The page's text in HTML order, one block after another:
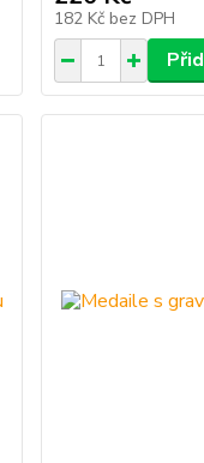
182 Kč bez DPH